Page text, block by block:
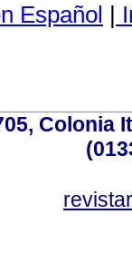
Español
Colonia